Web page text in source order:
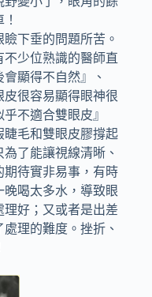
下垂的問題所苦。
不少位熟識的醫師直
顯得不自然』、
皮很容易顯得眼神很
不適合雙眼皮』
毛和雙眼皮膠撐起
了能讓視線清晰、
期待實非易事，有時
喝太多水，導致眼
理好；又或者是出差
理的難度。挫折、